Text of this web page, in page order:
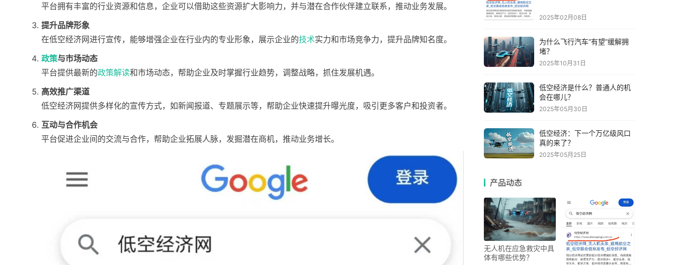
平台拥有丰富的行业资源和信息，企业可以借助这些资源扩大影响力，并与潜在合作伙伴建立联系，推动业务发展。
提升品牌形象
在低空经济网进行宣传，能够增强企业在行业内的专业形象，展示企业的技术实力和市场竞争力，提升品牌知名度。
政策与市场动态
平台提供最新的政策解读和市场动态，帮助企业及时掌握行业趋势，调整战略，抓住发展机遇。
高效推广渠道
低空经济网提供多样化的宣传方式，如新闻报道、专题展示等，帮助企业快速提升曝光度，吸引更多客户和投资者。
互动与合作机会
平台促进企业间的交流与合作，帮助企业拓展人脉，发掘潜在商机，推动业务增长。
2025年02月08日
为什么飞行汽车“有望”缓解拥
堵？
2025年10月31日
低空经济是什么？普通人的机
会在哪儿？
2025年05月30日
低空经济：下一个万亿级风口
真的来了？
2025年05月25日
产品动态
无人机在应急救灾中具
体有哪些优势？